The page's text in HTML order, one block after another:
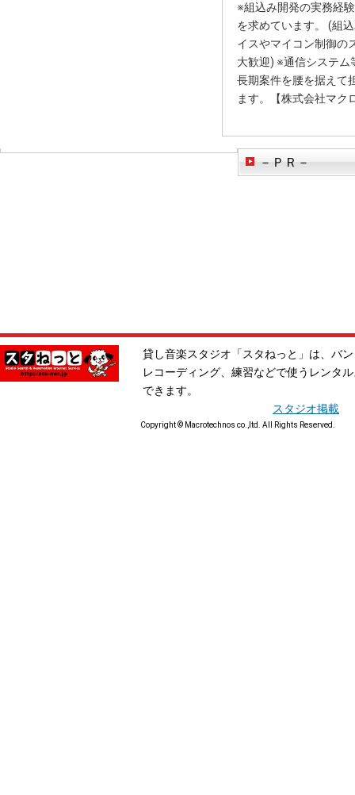
※組込み開発の実務経
を求めています。 (組
イスやマイコン制御の
大歓迎) ※通信システム
長期案件を腰を据えて
ます。【株式会社マク
－ＰＲ－
貸し音楽スタジオ「スタねっと」は、バ
レコーディング、練習などで使うレンタ
できます。
スタジオ掲載
Copyright © Macrotechnos co.,ltd. All Rights Reserved.